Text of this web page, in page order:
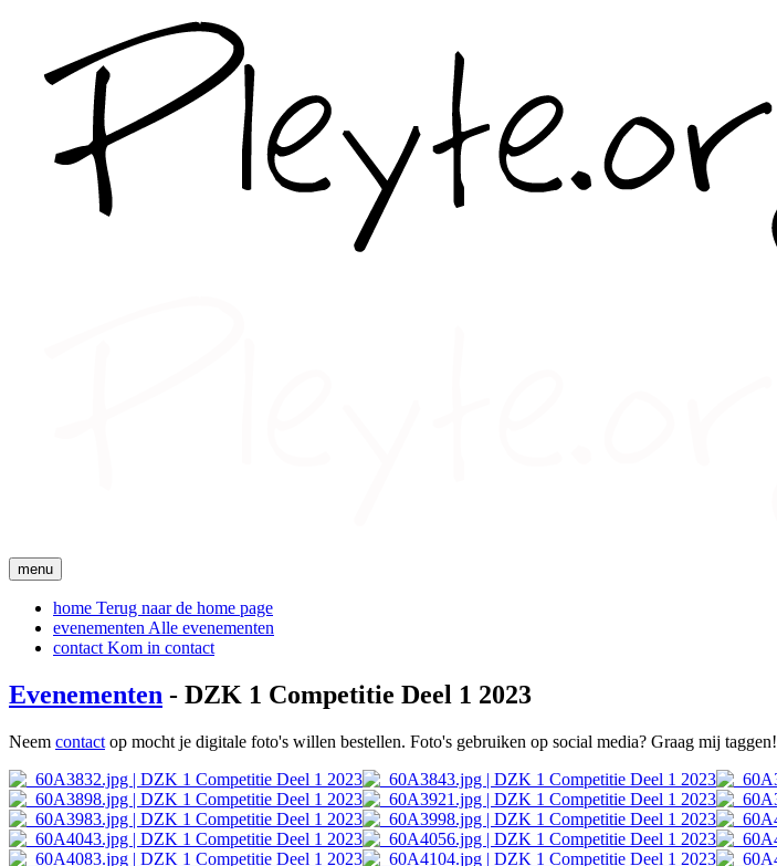
menu
home Terug naar de home page
evenementen Alle evenementen
contact Kom in contact
Evenementen - DZK 1 Competitie Deel 1 2023
Neem contact op mocht je digitale foto's willen bestellen. Foto's gebruiken op social media? Graag mij taggen!